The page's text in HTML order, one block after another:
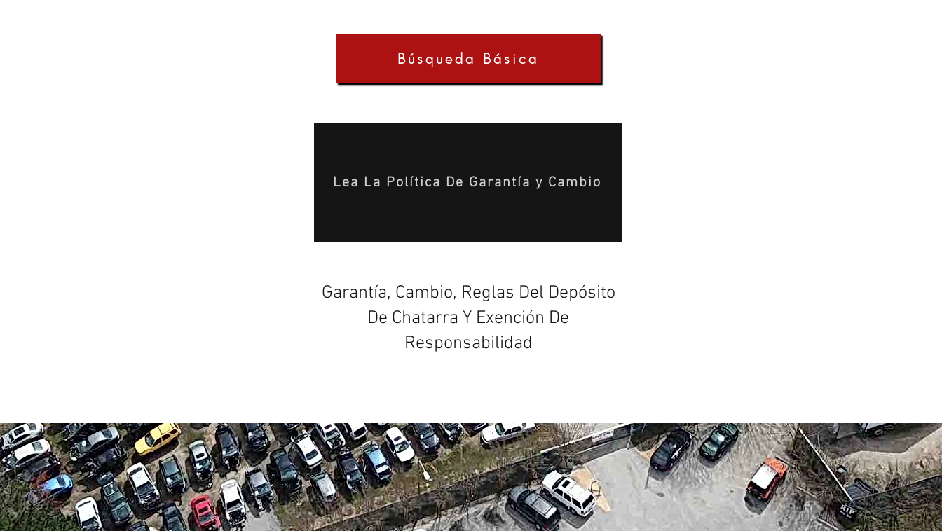
Búsqueda Básica
Lea La Política De Garantía y Cambio
Garantía, Cambio, Reglas Del Depósito
De Chatarra Y Exención De
Responsabilidad